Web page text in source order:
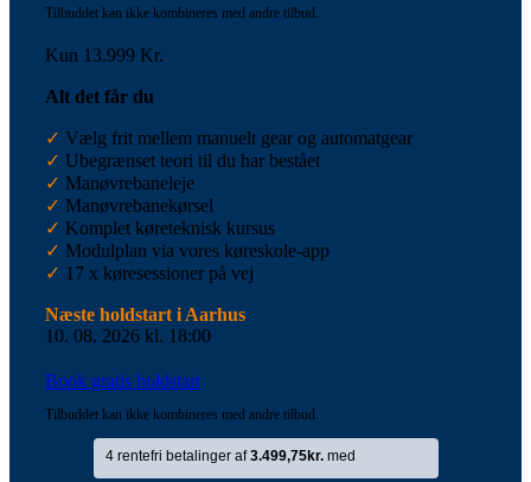
Tilbuddet kan ikke kombineres med andre tilbud.
Kun 13.999 Kr.
Alt det får du
✓ Vælg frit mellem manuelt gear og automatgear
✓ Ubegrænset teori til du har bestået
✓ Manøvrebaneleje
✓ Manøvrebanekørsel
✓ Komplet køreteknisk kursus
✓ Modulplan via vores køreskole-app
✓ 17 x køresessioner på vej
Næste holdstart i Aarhus
10. 08. 2026 kl. 18:00
Book gratis holdstart
Tilbuddet kan ikke kombineres med andre tilbud.